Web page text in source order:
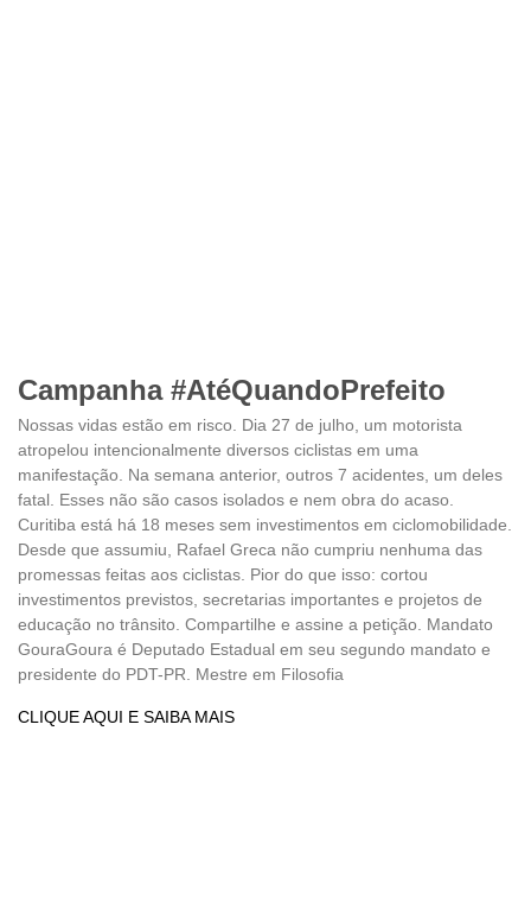
Campanha #AtéQuandoPrefeito
Nossas vidas estão em risco. Dia 27 de julho, um motorista
atropelou intencionalmente diversos ciclistas em uma
manifestação. Na semana anterior, outros 7 acidentes, um deles
fatal. Esses não são casos isolados e nem obra do acaso.
Curitiba está há 18 meses sem investimentos em ciclomobilidade.
Desde que assumiu, Rafael Greca não cumpriu nenhuma das
promessas feitas aos ciclistas. Pior do que isso: cortou
investimentos previstos, secretarias importantes e projetos de
educação no trânsito. Compartilhe e assine a petição. Mandato
GouraGoura é Deputado Estadual em seu segundo mandato e
presidente do PDT-PR. Mestre em Filosofia
CLIQUE AQUI E SAIBA MAIS